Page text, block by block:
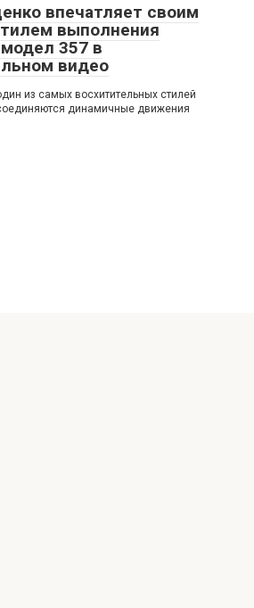
впечатляет своим
выполнения
357 в
видео
из самых восхитительных стилей
динамичные движения